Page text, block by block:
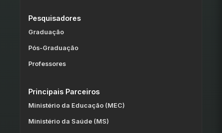
Pesquisadores
Graduação
Pós-Graduação
Professores
Principais Parceiros
Ministério da Educação (MEC)
Ministério da Saúde (MS)